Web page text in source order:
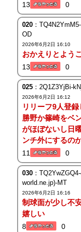
13 0
020：
OD
2026年6月2日 16:10
おかえりとよう
13 0
025：2Q1Z3YjBi-
2026年6月2日 16:12
リリーフ9人登
勝野か篠崎をベ
がほぼないし日
ンチ外にするの
11 0
030：
world.ne.jp)-MT
2026年6月2日 16:16
制球面が少し不
嬉しい
8 0